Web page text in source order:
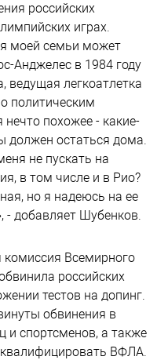
российских
играх.
моей семьи может
Анджелес в 1984 году
ведущая легкоатлетка
политическим
похожее - какие-
должен остаться дома.
не пускать на
в том числе и в Рио?
но я надеюсь на ее
- добавляет Шубенков.
Всемирного
российских
тестов на допинг.
обвинения в
спортсменов, а также
ВФЛА.